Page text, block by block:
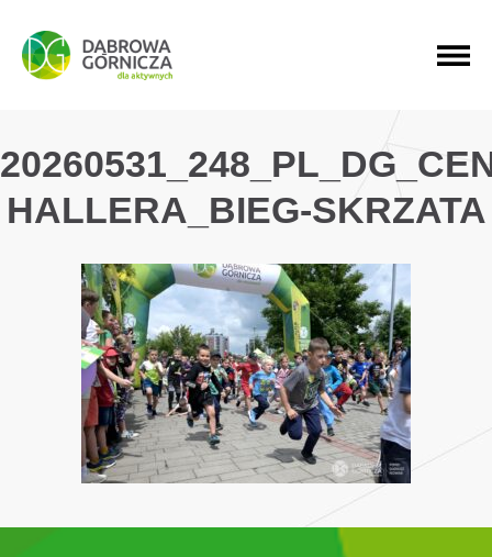
PRZEJDŹ DO MENU GŁÓWNEGO
PRZEJDŹ DO WYSZUKIWARKI
PRZEJDŹ DO TREŚCI
HALLERA_BIEG-SKRZATA